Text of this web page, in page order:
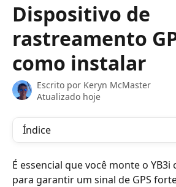
Dispositivo de
rastreamento
como instalar
Escrito por Keryn McMaster
Atualizado hoje
Índice
É essencial que você monte o
para garantir um sinal de GPS